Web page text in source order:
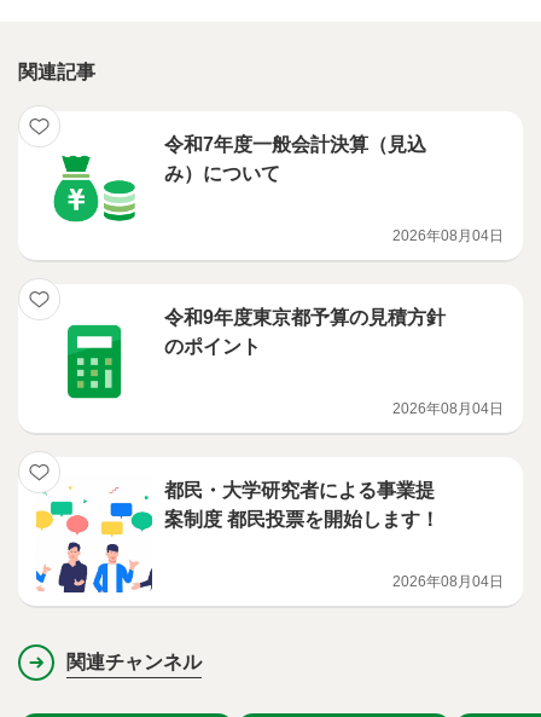
関連記事
令和7年度一般会計決算（見込
み）について
2026年08月04日
令和9年度東京都予算の見積方針
のポイント
2026年08月04日
都民・大学研究者による事業提
案制度 都民投票を開始します！
2026年08月04日
関連チャンネル